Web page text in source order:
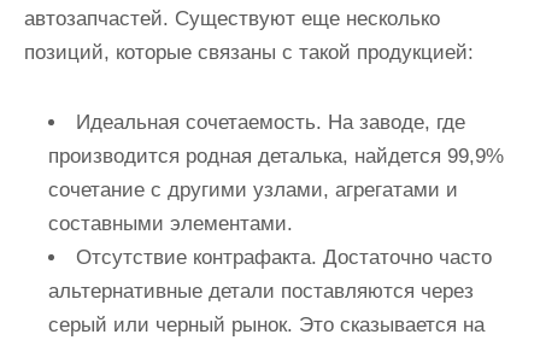
автозапчастей. Существуют еще несколько
позиций, которые связаны с такой продукцией:
Идеальная сочетаемость. На заводе, где
производится родная деталька, найдется 99,9%
сочетание с другими узлами, агрегатами и
составными элементами.
Отсутствие контрафакта. Достаточно часто
альтернативные детали поставляются через
серый или черный рынок. Это сказывается на